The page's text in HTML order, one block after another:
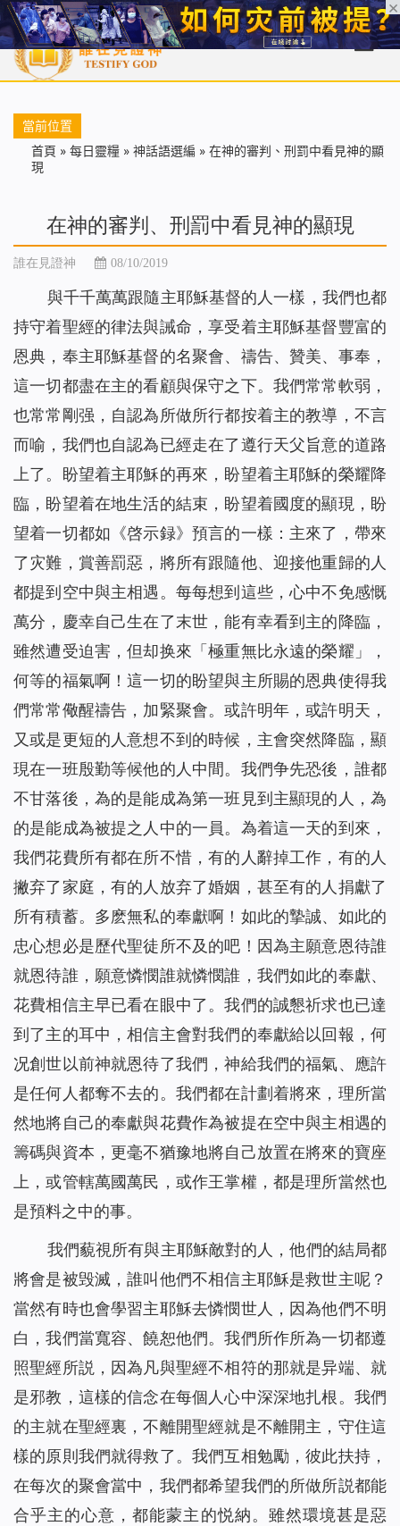
首頁 每日靈糧 天國福音 基督徒見證 信仰解答 聖經
當前位置
首頁 » 每日靈糧 » 神話語選編 » 在神的審判、刑罰中看見神的顯
現
在神的審判、刑罰中看見神的顯現
誰在見證神 08/10/2019
與千千萬萬跟隨主耶穌基督的人一樣，我們也都
持守着聖經的律法與誡命，享受着主耶穌基督豐富的
恩典，奉主耶穌基督的名聚會、禱告、贊美、事奉，
這一切都盡在主的看顧與保守之下。我們常常軟弱，
也常常剛强，自認為所做所行都按着主的教導，不言
而喻，我們也自認為已經走在了遵行天父旨意的道路
上了。盼望着主耶穌的再來，盼望着主耶穌的榮耀降
臨，盼望着在地生活的結束，盼望着國度的顯現，盼
望着一切都如《啓示録》預言的一樣：主來了，帶來
了灾難，賞善罰惡，將所有跟隨他、迎接他重歸的人
都提到空中與主相遇。每每想到這些，心中不免感慨
萬分，慶幸自己生在了末世，能有幸看到主的降臨，
雖然遭受迫害，但却换來「極重無比永遠的榮耀」，
何等的福氣啊！這一切的盼望與主所賜的恩典使得我
們常常儆醒禱告，加緊聚會。或許明年，或許明天，
又或是更短的人意想不到的時候，主會突然降臨，顯
現在一班殷勤等候他的人中間。我們争先恐後，誰都
不甘落後，為的是能成為第一班見到主顯現的人，為
的是能成為被提之人中的一員。為着這一天的到來，
我們花費所有都在所不惜，有的人辭掉工作，有的人
撇弃了家庭，有的人放弃了婚姻，甚至有的人捐獻了
所有積蓄。多麽無私的奉獻啊！如此的摯誠、如此的
忠心想必是歷代聖徒所不及的吧！因為主願意恩待誰
就恩待誰，願意憐憫誰就憐憫誰，我們如此的奉獻、
花費相信主早已看在眼中了。我們的誠懇祈求也已達
到了主的耳中，相信主會對我們的奉獻給以回報，何
况創世以前神就恩待了我們，神給我們的福氣、應許
是任何人都奪不去的。我們都在計劃着將來，理所當
然地將自己的奉獻與花費作為被提在空中與主相遇的
籌碼與資本，更毫不猶豫地將自己放置在將來的寶座
上，或管轄萬國萬民，或作王掌權，都是理所當然也
是預料之中的事。
我們藐視所有與主耶穌敵對的人，他們的結局都
將會是被毁滅，誰叫他們不相信主耶穌是救世主呢？
當然有時也會學習主耶穌去憐憫世人，因為他們不明
白，我們當寬容、饒恕他們。我們所作所為一切都遵
照聖經所説，因為凡與聖經不相符的那就是异端、就
是邪教，這樣的信念在每個人心中深深地扎根。我們
的主就在聖經裏，不離開聖經就是不離開主，守住這
樣的原則我們就得救了。我們互相勉勵，彼此扶持，
在每次的聚會當中，我們都希望我們的所做所説都能
合乎主的心意，都能蒙主的悦納。雖然環境甚是惡